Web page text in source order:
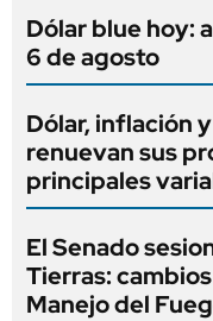
Dólar blue hoy:
6 de agosto
Dólar, inflación
renuevan sus
principales
El Senado
Tierras:
Manejo del